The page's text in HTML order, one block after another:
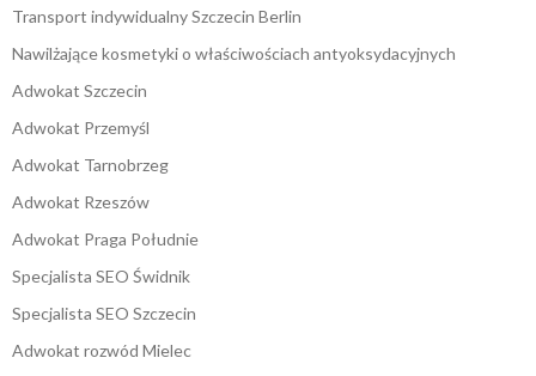
Transport indywidualny Szczecin Berlin
Nawilżające kosmetyki o właściwościach antyoksydacyjnych
Adwokat Szczecin
Adwokat Przemyśl
Adwokat Tarnobrzeg
Adwokat Rzeszów
Adwokat Praga Południe
Specjalista SEO Świdnik
Specjalista SEO Szczecin
Adwokat rozwód Mielec